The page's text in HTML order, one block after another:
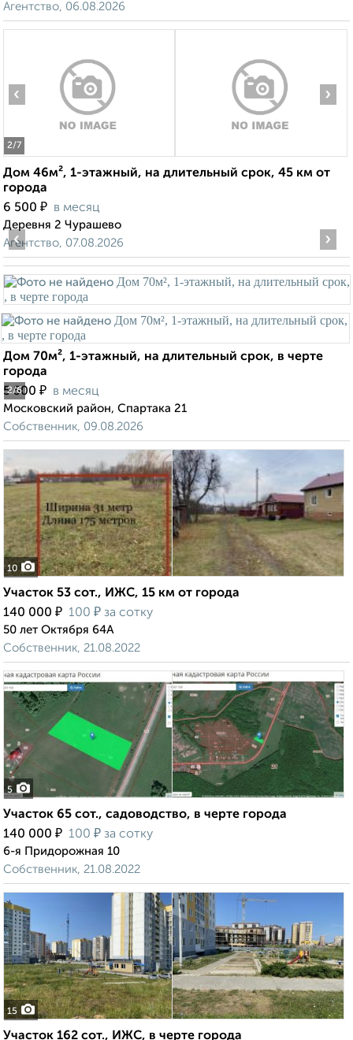
Агентство, 06.08.2026
2/7
‹ ›
Дом 46м², 1-этажный, на длительный срок, 45 км от
города
6 500 ₽ в месяц
Деревня 2 Чурашево
Агентство, 07.08.2026
2/6
‹ ›
Дом 70м², 1-этажный, на длительный срок, в черте
города
5 500 ₽ в месяц
Московский район, Спартака 21
Собственник, 09.08.2026
10
Участок 53 сот., ИЖС, 15 км от города
140 000 ₽ 100 ₽ за сотку
50 лет Октября 64А
Собственник, 21.08.2022
5
Участок 65 сот., садоводство, в черте города
140 000 ₽ 100 ₽ за сотку
6-я Придорожная 10
Собственник, 21.08.2022
15
Участок 162 сот., ИЖС, в черте города